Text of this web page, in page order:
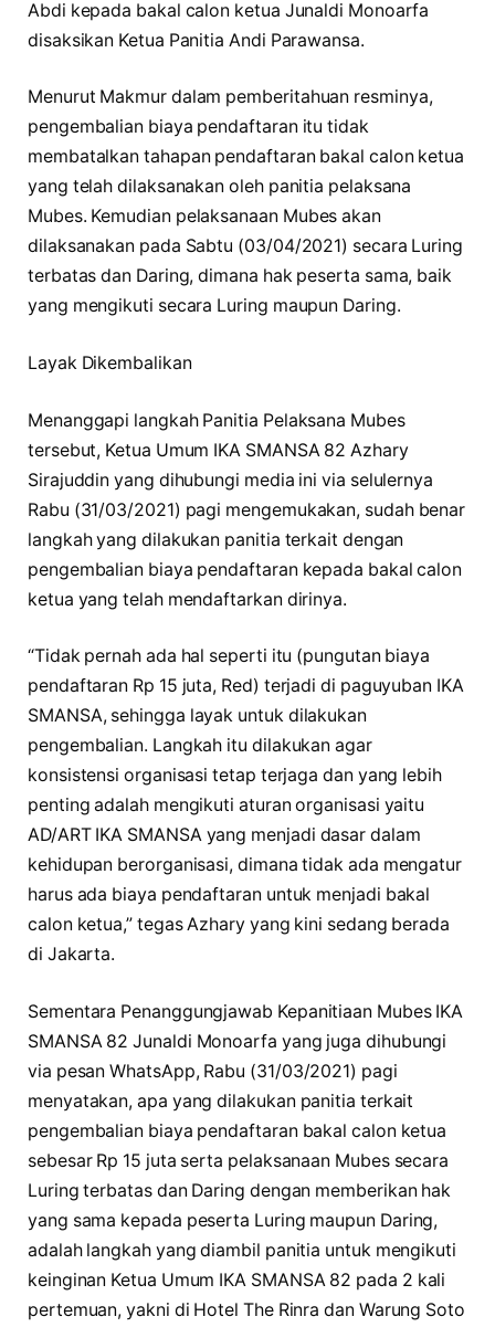
Abdi kepada bakal calon ketua Junaldi Monoarfa
disaksikan Ketua Panitia Andi Parawansa.
Menurut Makmur dalam pemberitahuan resminya,
pengembalian biaya pendaftaran itu tidak
membatalkan tahapan pendaftaran bakal calon ketua
yang telah dilaksanakan oleh panitia pelaksana
Mubes. Kemudian pelaksanaan Mubes akan
dilaksanakan pada Sabtu (03/04/2021) secara Luring
terbatas dan Daring, dimana hak peserta sama, baik
yang mengikuti secara Luring maupun Daring.
Layak Dikembalikan
Menanggapi langkah Panitia Pelaksana Mubes
tersebut, Ketua Umum IKA SMANSA 82 Azhary
Sirajuddin yang dihubungi media ini via selulernya
Rabu (31/03/2021) pagi mengemukakan, sudah benar
langkah yang dilakukan panitia terkait dengan
pengembalian biaya pendaftaran kepada bakal calon
ketua yang telah mendaftarkan dirinya.
“Tidak pernah ada hal seperti itu (pungutan biaya
pendaftaran Rp 15 juta, Red) terjadi di paguyuban IKA
SMANSA, sehingga layak untuk dilakukan
pengembalian. Langkah itu dilakukan agar
konsistensi organisasi tetap terjaga dan yang lebih
penting adalah mengikuti aturan organisasi yaitu
AD/ART IKA SMANSA yang menjadi dasar dalam
kehidupan berorganisasi, dimana tidak ada mengatur
harus ada biaya pendaftaran untuk menjadi bakal
calon ketua,” tegas Azhary yang kini sedang berada
di Jakarta.
Sementara Penanggungjawab Kepanitiaan Mubes IKA
SMANSA 82 Junaldi Monoarfa yang juga dihubungi
via pesan WhatsApp, Rabu (31/03/2021) pagi
menyatakan, apa yang dilakukan panitia terkait
pengembalian biaya pendaftaran bakal calon ketua
sebesar Rp 15 juta serta pelaksanaan Mubes secara
Luring terbatas dan Daring dengan memberikan hak
yang sama kepada peserta Luring maupun Daring,
adalah langkah yang diambil panitia untuk mengikuti
keinginan Ketua Umum IKA SMANSA 82 pada 2 kali
pertemuan, yakni di Hotel The Rinra dan Warung Soto